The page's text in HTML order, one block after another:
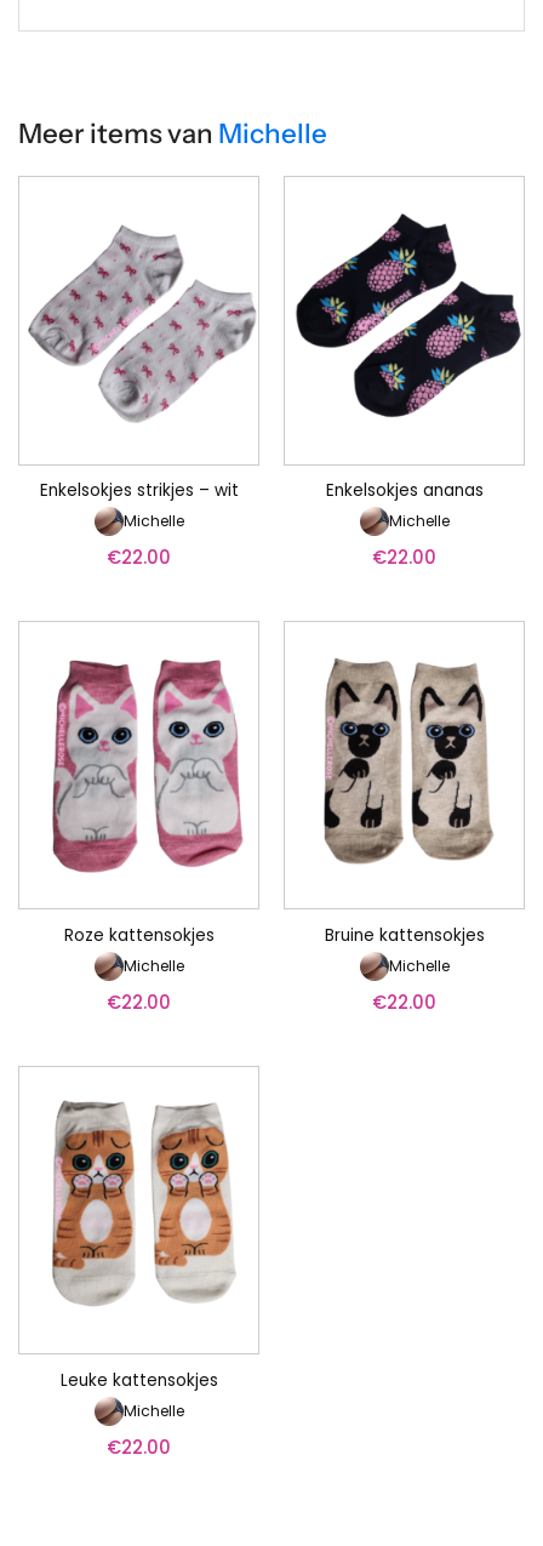
Meer items van Michelle
Enkelsokjes strikjes – wit
Michelle
€22.00
Enkelsokjes ananas
Michelle
€22.00
Roze kattensokjes
Michelle
€22.00
Bruine kattensokjes
Michelle
€22.00
Leuke kattensokjes
Michelle
€22.00